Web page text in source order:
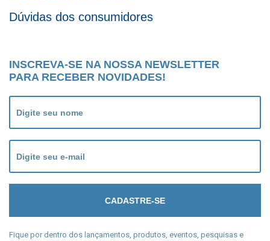
Dúvidas dos consumidores
INSCREVA-SE NA NOSSA NEWSLETTER
PARA RECEBER NOVIDADES!
Fique por dentro dos lançamentos, produtos, eventos, pesquisas e